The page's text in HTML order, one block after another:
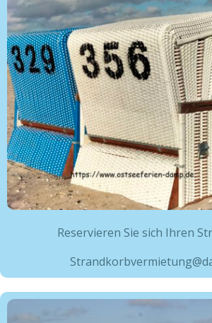
Reservieren Sie sich Ihren